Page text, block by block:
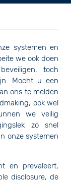
systemen en
we ook doen
toch
Mocht u een
ons te melden
ook wel
we veilig
zo snel
onze systemen
en prevaleert,
disclosure, de